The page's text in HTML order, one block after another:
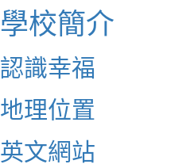
學校簡介
認識幸福
地理位置
英文網站